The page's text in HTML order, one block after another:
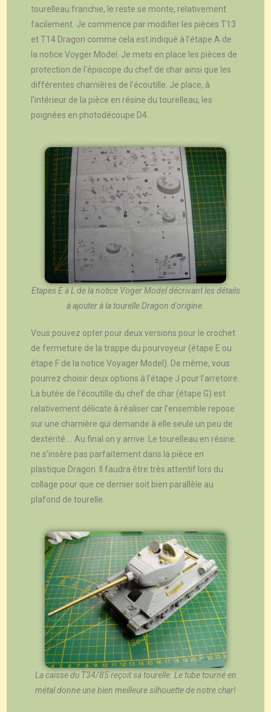
tourelleau franchie, le reste se monte, relativement
facilement. Je commence par modifier les pièces T13
et T14 Dragon comme cela est indiqué à l’étape A de
la notice Voyger Model. Je mets en place les pièces de
protection de l’épiscope du chef de char ainsi que les
différentes charnières de l’écoutille. Je place, à
l’intérieur de la pièce en résine du tourelleau, les
poignées en photodécoupe D4.
Etapes E à L de la notice Voger Model décrivant les détails
à ajouter à la tourelle Dragon d'origine.
Vous pouvez opter pour deux versions pour le crochet
de fermeture de la trappe du pourvoyeur (étape E ou
étape F de la notice Voyager Model). De même, vous
pourrez choisir deux options à l’étape J pour l’arretoire.
La butée de l’écoutille du chef de char (étape G) est
relativement délicate à réaliser car l’ensemble repose
sur une charnière qui demande à elle seule un peu de
dextérité … Au final on y arrive. Le tourelleau en résine
ne s’insère pas parfaitement dans la pièce en
plastique Dragon. Il faudra être très attentif lors du
collage pour que ce dernier soit bien parallèle au
plafond de tourelle.
La caisse du T34/85 reçoit sa tourelle. Le tube tourné en
métal donne une bien meilleure silhouette de notre char!